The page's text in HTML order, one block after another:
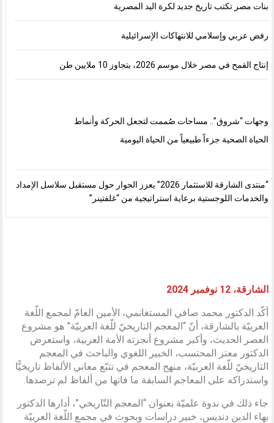
بنات مصر تكتب تاريخ جديد لكرة اليد المصرية
رفض عربي وإسلامي للانتهاكات الإسرائيلية
إنتاج القمح في مصر خلال موسم 2026، يتجاوز 10 ملايين طن
وجهات “شروق”.. مساحات صُممت لتجعل الحركة وأنماط
الحياة الصحية جزءاً طبيعياً من الحياة اليومية
“منتدى الشارقة للاستثمار 2026” يعزز الحوار حول مستقبل سلاسل الإمداد
والخدمات اللوجستية برعاية استراتيجية من “غلفتينر”
الشارقة،12 نوفمبر 2024
أكّد الدكتور محمد صافي المستغانمي، الأمين العامّ لمجمع اللّغة
العربيّة بالشارقة، أنّ “المعجم التاريخيّ للّغة العربيّة” هو مشروع
العصر الحديث، وأكبر مشروع أنجزته الأمة العربية، واستعرض
الدكتور معتز المحتسب، الخبير اللغوي والباحث في المعجم
التاريخيّ للّغة العربيّة، منهج المعجم في تتبّع معاني الألفاظ تاريخيًّا
واستدراكه على المعاجم السابقة ما فاتها من ألفاظ لم ترصدها.
جاء ذلك في ندوة علميّة بعنوان “المعجم التّاريخي”، أدارها الدكتور
بهاء الدين دنديس، خبير دراسات وبحوث في مجمع اللّغة العربيّة